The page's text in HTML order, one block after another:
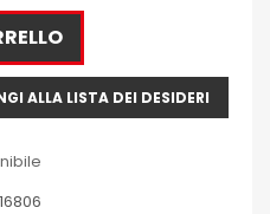
ALLA LISTA DEI DESIDERI